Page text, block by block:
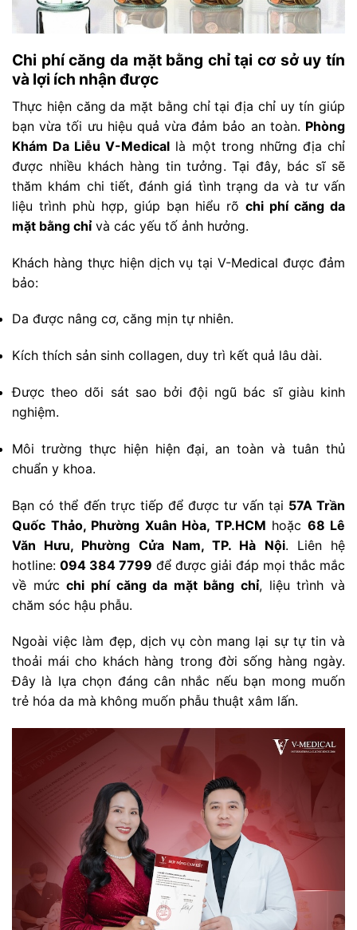
Chi phí căng da mặt bằng chỉ tại cơ sở uy tín
và lợi ích nhận được
Thực hiện căng da mặt bằng chỉ tại địa chỉ uy tín giúp
bạn vừa tối ưu hiệu quả vừa đảm bảo an toàn. Phòng
Khám Da Liễu V-Medical là một trong những địa chỉ
được nhiều khách hàng tin tưởng. Tại đây, bác sĩ sẽ
thăm khám chi tiết, đánh giá tình trạng da và tư vấn
liệu trình phù hợp, giúp bạn hiểu rõ chi phí căng da
mặt bằng chỉvà các yếu tố ảnh hưởng.
Khách hàng thực hiện dịch vụ tại V-Medical được đảm
bảo:
Da được nâng cơ, căng mịn tự nhiên.
Kích thích sản sinh collagen, duy trì kết quả lâu dài.
Được theo dõi sát sao bởi đội ngũ bác sĩ giàu kinh
nghiệm.
Môi trường thực hiện hiện đại, an toàn và tuân thủ
chuẩn y khoa.
Bạn có thể đến trực tiếp để được tư vấn tại 57A Trần
Quốc Thảo, Phường Xuân Hòa, TP.HCM hoặc 68 Lê
Văn Hưu, Phường Cửa Nam, TP. Hà Nội. Liên hệ
hotline: 094 384 7799 để được giải đáp mọi thắc mắc
về mứcchi phí căng da mặt bằng chỉ, liệu trình và
chăm sóc hậu phẫu.
Ngoài việc làm đẹp, dịch vụ còn mang lại sự tự tin và
thoải mái cho khách hàng trong đời sống hàng ngày.
Đây là lựa chọn đáng cân nhắc nếu bạn mong muốn
trẻ hóa da mà không muốn phẫu thuật xâm lấn.